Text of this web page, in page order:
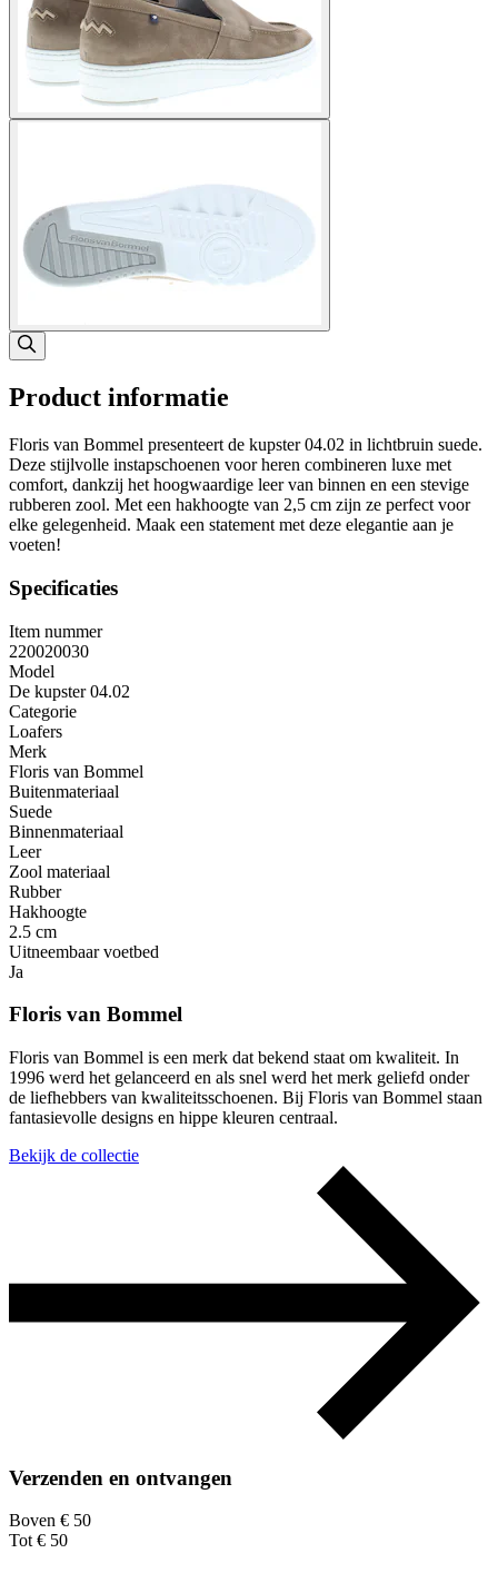
Product informatie
Floris van Bommel presenteert de kupster 04.02 in lichtbruin suede.
Deze stijlvolle instapschoenen voor heren combineren luxe met
comfort, dankzij het hoogwaardige leer van binnen en een stevige
rubberen zool. Met een hakhoogte van 2,5 cm zijn ze perfect voor
elke gelegenheid. Maak een statement met deze elegantie aan je
voeten!
Specificaties
Item nummer
220020030
Model
De kupster 04.02
Categorie
Loafers
Merk
Floris van Bommel
Buitenmateriaal
Suede
Binnenmateriaal
Leer
Zool materiaal
Rubber
Hakhoogte
2.5 cm
Uitneembaar voetbed
Ja
Floris van Bommel
Floris van Bommel is een merk dat bekend staat om kwaliteit. In
1996 werd het gelanceerd en als snel werd het merk geliefd onder
de liefhebbers van kwaliteitsschoenen. Bij Floris van Bommel staan
fantasievolle designs en hippe kleuren centraal.
Bekijk de collectie
Verzenden en ontvangen
Boven € 50
Tot € 50